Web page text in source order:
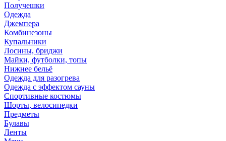
Получешки
Одежда
Джемпера
Комбинезоны
Купальники
Лосины, бриджи
Майки, футболки, топы
Нижнее бельё
Одежда для разогрева
Одежда с эффектом сауны
Спортивные костюмы
Шорты, велосипедки
Предметы
Булавы
Ленты